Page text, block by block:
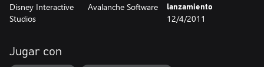
Disney Interactive
Studios
Avalanche Software
lanzamiento
12/4/2011
Jugar con